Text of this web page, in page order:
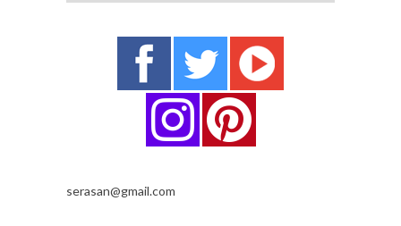
serasan@gmail.com